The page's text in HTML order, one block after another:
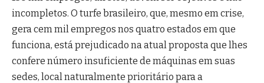
incompletos. O turfe brasileiro, que, mesmo em crise,
gera cem mil empregos nos quatro estados em que
funciona, está prejudicado na atual proposta que lhes
confere número insuficiente de máquinas em suas
sedes, local naturalmente prioritário para a